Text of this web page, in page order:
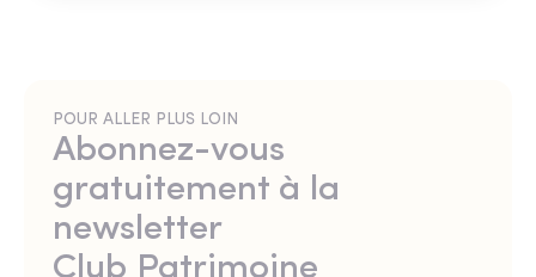
POUR ALLER PLUS LOIN
Abonnez-vous
gratuitement à la
newsletter
Club Patrimoine